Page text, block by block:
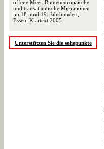
offene Meer. Binneneuropäische
und transatlantische Migrationen
im 18. und 19. Jahrhundert,
Essen: Klartext 2005
Unterstützen Sie die sehepunkte